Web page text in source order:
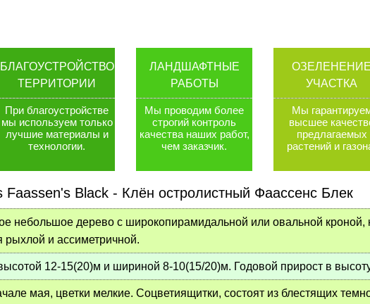
Faassen's Black- Клён остролистный Фаассенс Блек
небольшое дерево с широкопирамидальной или овальной кроной,
рыхлой и ассиметричной.
высотой 12-15(20)м и шириной 8-10(15/20)м. Годовой прирост в
мая, цветки мелкие. Соцветиящитки, состоят из блестящих
БЛАГОУСТРОЙСТВО
ТЕРРИТОРИИ
При благоустройстве
мы используем только
лучшие материалы и
технологии.
ЛАНДШАФТНЫЕ
РАБОТЫ
Мы проводим более
строгий контроль
качества наших работ,
чем заказчик.
ОЗЕЛЕНЕНИЕ
УЧАСТКА
Мы
высшее
предлагаемых
растений и